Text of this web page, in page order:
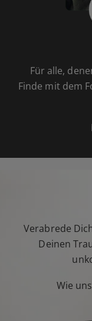
Für alle,
Finde mit dem
Verabrede
Deinen
Wie